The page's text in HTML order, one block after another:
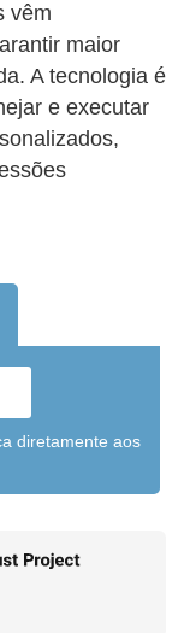
vêm
maior
A tecnologia é
e executar
diretamente aos